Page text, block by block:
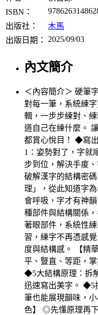
ISBN：
出版社：
木馬
出版日期：
2025/09/03
內文簡介
＜內容簡介＞ 硬筆
對每一筆，系統練
輯，一步步練對、
道自己在練什麼。
都賞心悅目！ ◆寫
1：姿勢對了，字就
步到位，解決手痠、
破解漢字的結構密
理」，從此知道字
會呼吸，字才有神
種部件與結構關係，
著眼部件，系統性
習，練字不再憑感
度與結構感。 【精
平、豎直、等距，
◆5大結構原理：拆
迅速寫出美字。 ◆5
筆也能展現韻味，
色】 ◎先懂原理再